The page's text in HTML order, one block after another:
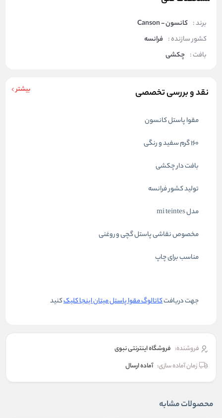
برند : کانسون - Canson
کشور سازنده : فرانسه
بافت : چکشی
نقد و بررسی تخصصی بیشتر
مقوا پاستل کانسون
160 گرم سفید و رنگی
بافت دار چکشی
تولید کشور فرانسه
مدل mi teintes
مخصوص نقاشی پاستل گچی و روغنی
مناسب برای چاپ
جهت دریافتکاتالوگ مقوا پاستل میتان اینجا کلیککنید
فروشنده: فروشگاه اینترنتی نبوی
زمان آماده سازی: آماده ارسال
محصولات مشابه